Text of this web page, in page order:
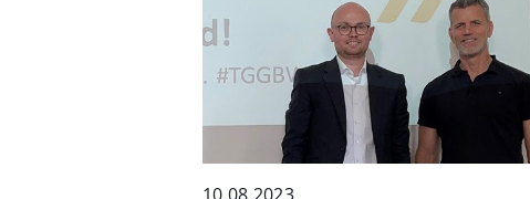
10.08.2023